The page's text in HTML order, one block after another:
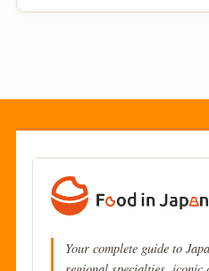
Your complete guide to